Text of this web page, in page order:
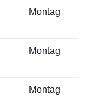
Montag
Montag
Montag